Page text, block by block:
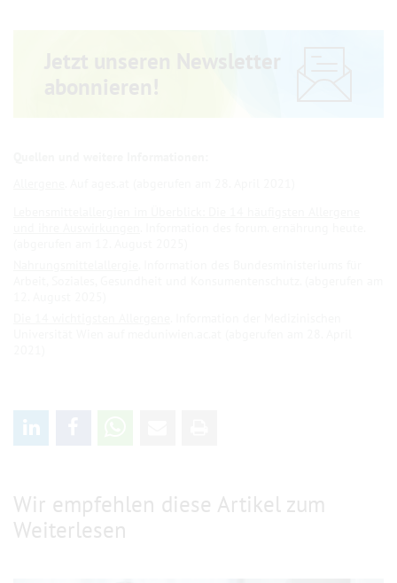
Jetzt unseren Newsletter
Wir empfehlen diese Artikel zum
Weiterlesen